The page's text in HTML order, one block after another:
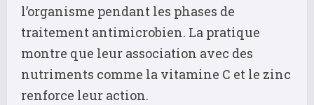
l’organisme pendant les phases de
traitement antimicrobien. La pratique
montre que leur association avec des
nutriments comme la vitamine C et le zinc
renforce leur action.